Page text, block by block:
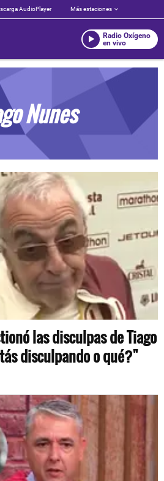
AudioPlayer Más estaciones
Radio Oxígeno
en vivo
Nunes
las disculpas de Tiago
disculpando o qué?"